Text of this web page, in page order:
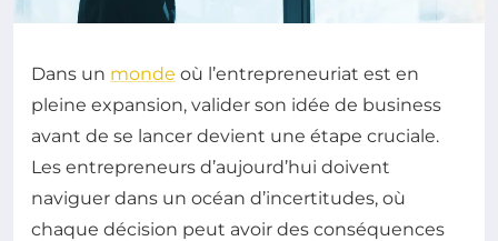
Dans un monde où l’entrepreneuriat est en
pleine expansion, valider son idée de business
avant de se lancer devient une étape cruciale.
Les entrepreneurs d’aujourd’hui doivent
naviguer dans un océan d’incertitudes, où
chaque décision peut avoir des conséquences